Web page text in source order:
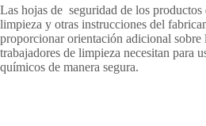
Las hojas de seguridad de los productos
limpieza y otras instrucciones del
proporcionar orientación adicional sobre
trabajadores de limpieza necesitan para
químicos de manera segura.